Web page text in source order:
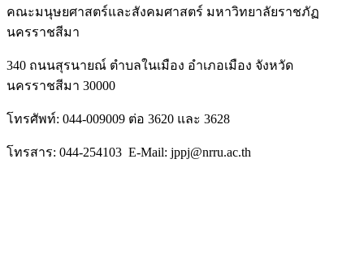
คณะมนุษยศาสตร์และสังคมศาสตร์ มหาวิทยาลัยราชภัฏ
นครราชสีมา
340 ถนนสุรนายณ์ ตำบลในเมือง อำเภอเมือง จังหวัด
นครราชสีมา 30000
โทรศัพท์: 044-009009 ต่อ 3620 และ 3628
โทรสาร: 044-254103 E-Mail: jppj@nrru.ac.th